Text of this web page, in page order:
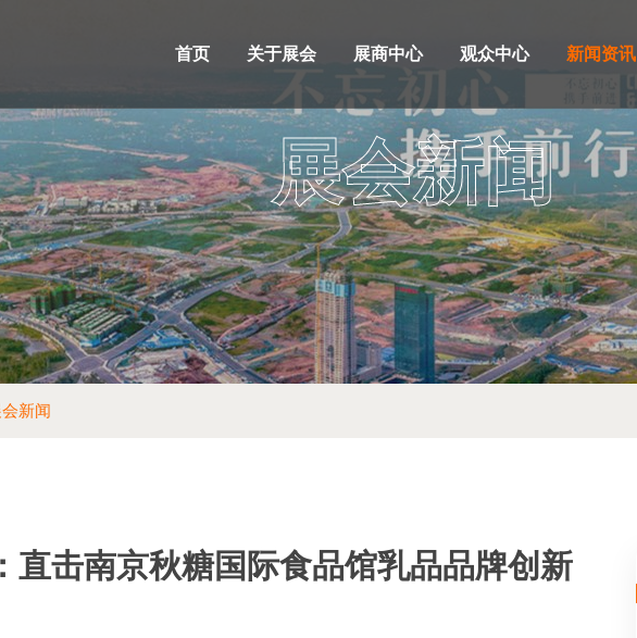
首页 关于展会 展商中心 观众中心 新闻资讯
展会新闻
会新闻
直击南京秋糖国际食品馆乳品品牌创新